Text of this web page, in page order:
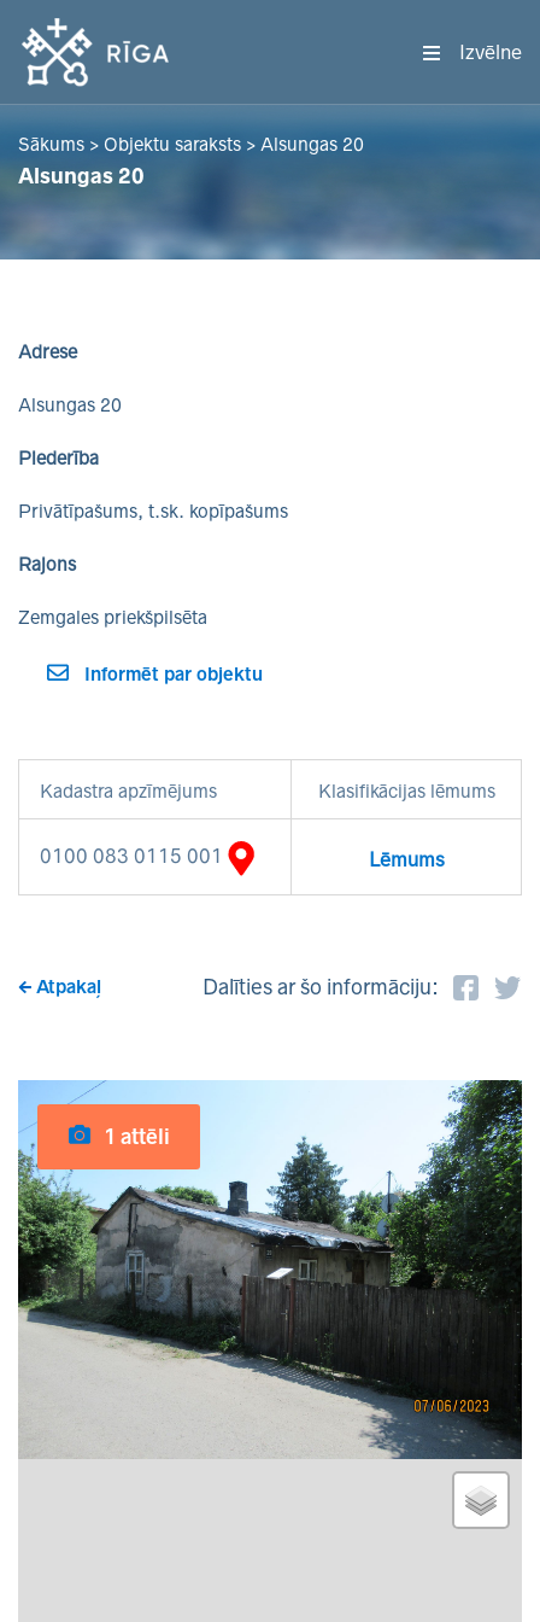
Izvēlne
Sākums > Objektu saraksts > Alsungas 20
Alsungas 20
Adrese
Alsungas 20
Piederība
Privātīpašums, t.sk. kopīpašums
Rajons
Zemgales priekšpilsēta
Informēt par objektu
Kadastra apzīmējums Klasifikācijas lēmums
0100 083 0115 001 Lēmums
Atpakaļ Dalīties ar šo informāciju:
1 attēli